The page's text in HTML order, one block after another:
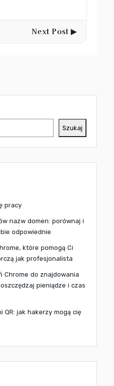
Next Post ▶
Szukaj
pracy
nazw domen: porównaj i
odpowiednie
które pomogą Ci
jak profesjonalista
Chrome do znajdowania
pieniądze i czas
QR: jak hakerzy mogą cię